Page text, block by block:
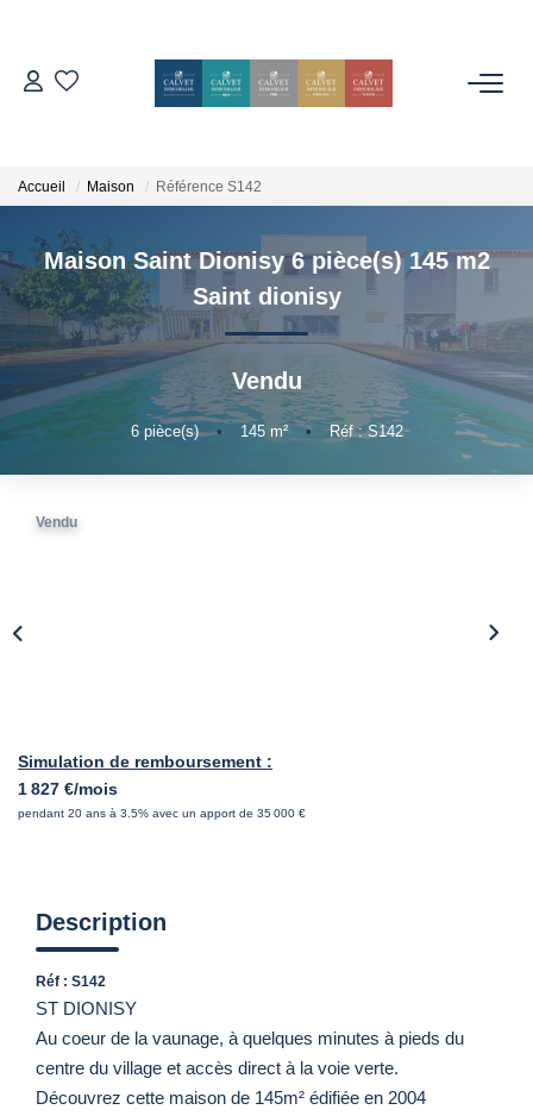
ESTIMER
L'AGENCE
Notre Équipe
Nos Partenaires
Nos Actes
Accueil Maison Référence S142
Maison Saint Dionisy 6 pièce(s) 145 m2
Saint dionisy
Vendu
6pièce(s) • 145m² • Réf : S142
Vendu
Simulation de remboursement :
1 827 €/mois
pendant 20 ans à 3.5% avec un apport de 35 000 €
Description
Réf : S142
ST DIONISY
Au coeur de la vaunage, à quelques minutes à pieds du
centre du village et accès direct à la voie verte.
Découvrez cette maison de 145m² édifiée en 2004